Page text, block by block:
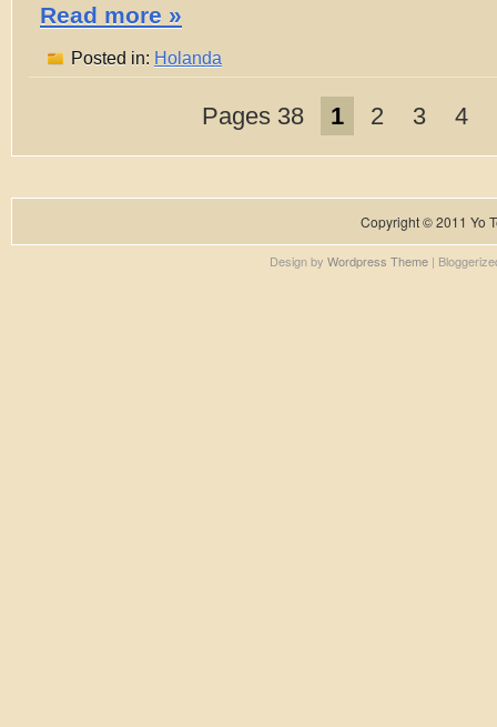
Read more »
Posted in: Holanda
Pages 38 1 2 3 4
Copyright © 2011 Yo
Design by Wordpress Theme|